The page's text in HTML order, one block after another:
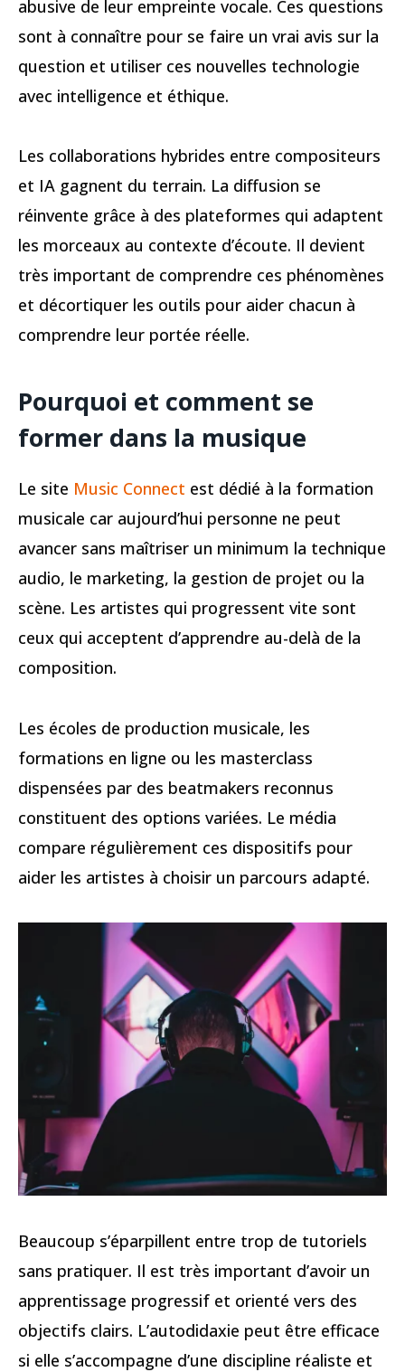
abusive de leur empreinte vocale. Ces questions
sont à connaître pour se faire un vrai avis sur la
question et utiliser ces nouvelles technologie
avec intelligence et éthique.
Les collaborations hybrides entre compositeurs
et IA gagnent du terrain. La diffusion se
réinvente grâce à des plateformes qui adaptent
les morceaux au contexte d’écoute. Il devient
très important de comprendre ces phénomènes
et décortiquer les outils pour aider chacun à
comprendre leur portée réelle.
Pourquoi et comment se
former dans la musique
Le site Music Connect est dédié à la formation
musicale car aujourd’hui personne ne peut
avancer sans maîtriser un minimum la technique
audio, le marketing, la gestion de projet ou la
scène. Les artistes qui progressent vite sont
ceux qui acceptent d’apprendre au-delà de la
composition.
Les écoles de production musicale, les
formations en ligne ou les masterclass
dispensées par des beatmakers reconnus
constituent des options variées. Le média
compare régulièrement ces dispositifs pour
aider les artistes à choisir un parcours adapté.
Beaucoup s’éparpillent entre trop de tutoriels
sans pratiquer. Il est très important d’avoir un
apprentissage progressif et orienté vers des
objectifs clairs. L’autodidaxie peut être efficace
si elle s’accompagne d’une discipline réaliste et